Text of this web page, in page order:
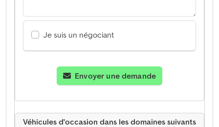
Je suis un négociant
Envoyer une demande
Véhicules d'occasion dans les domaines suivants